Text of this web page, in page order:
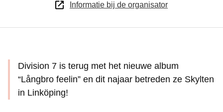
Informatie bij de organisator
Division 7 is terug met het nieuwe album
“Långbro feelin” en dit najaar betreden ze Skylten
in Linköping!